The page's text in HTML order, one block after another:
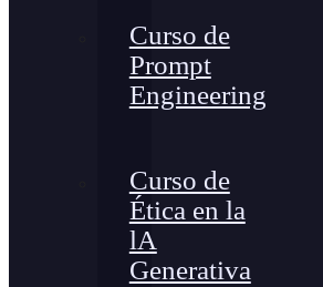
Curso de
Prompt
Engineering
Curso de
Ética en la
lA
Generativa